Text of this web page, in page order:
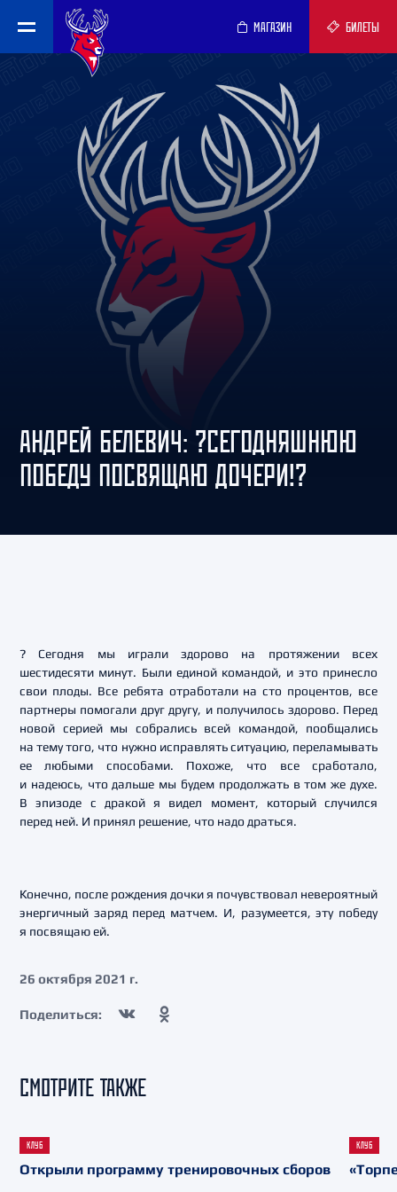
МАГАЗИН БИЛЕТЫ
АНДРЕЙ БЕЛЕВИЧ: ?СЕГОДНЯШНЮЮ
ПОБЕДУ ПОСВЯЩАЮ ДОЧЕРИ!?
? Сегодня мы играли здорово на протяжении всех
шестидесяти минут. Были единой командой, и это принесло
свои плоды. Все ребята отработали на сто процентов, все
партнеры помогали друг другу, и получилось здорово. Перед
новой серией мы собрались всей командой, пообщались
на тему того, что нужно исправлять ситуацию, переламывать
ее любыми способами. Похоже, что все сработало,
и надеюсь, что дальше мы будем продолжать в том же духе.
В эпизоде с дракой я видел момент, который случился
перед ней. И принял решение, что надо драться.
Конечно, после рождения дочки я почувствовал невероятный
энергичный заряд перед матчем. И, разумеется, эту победу
я посвящаю ей.
26 октября 2021 г.
Поделиться:
СМОТРИТЕ ТАКЖЕ
КЛУБ
Открыли программу тренировочных сборов
КЛУБ